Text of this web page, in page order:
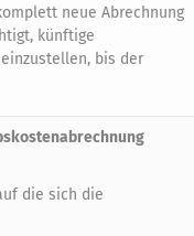
neue Abrechnung
künftige
bis der
die sich die